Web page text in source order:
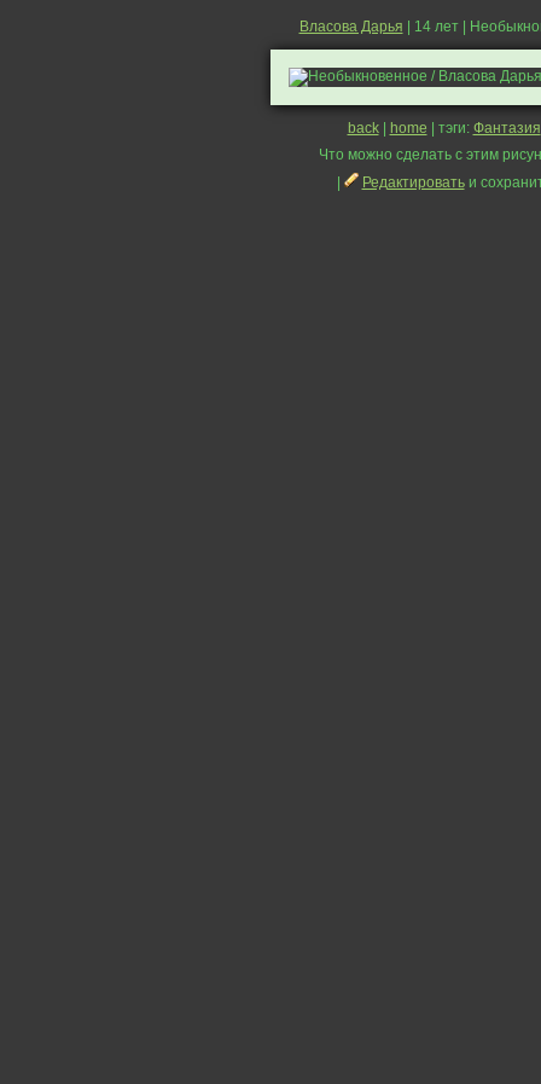
Власова Дарья | 14 лет |
back| home | тэги: Фантазия
Что можно сделать с этим
Редактироватьи